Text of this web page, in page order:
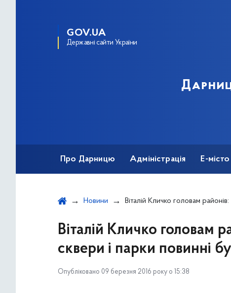
GOV.UA
Державні сайти України
Про Дарницю Адміністрація Е-місто
Новини Віталій Кличко головам районів: «Усі дитячі майданчики, сквери і парки
Віталій Кличко головам
сквери і парки повинні
Опубліковано 09 березня 2016 року о 15:38